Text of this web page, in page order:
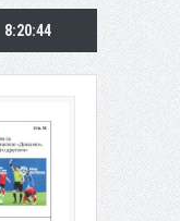
жителя Дагестана
8:20:46